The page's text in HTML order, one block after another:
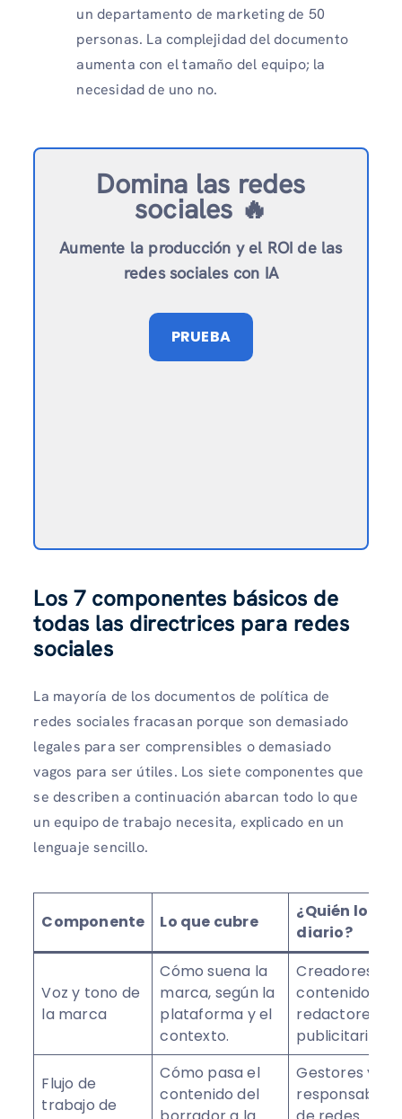
un departamento de marketing de 50
personas. La complejidad del documento
aumenta con el tamaño del equipo; la
necesidad de uno no.
Domina las redes
sociales 🔥
Aumente la producción y el ROI de las
redes sociales con IA
PRUEBA
Los 7 componentes básicos de
todas las directrices para redes
sociales
La mayoría de los documentos de política de
redes sociales fracasan porque son demasiado
legales para ser comprensibles o demasiado
vagos para ser útiles. Los siete componentes que
se describen a continuación abarcan todo lo que
un equipo de trabajo necesita, explicado en un
lenguaje sencillo.
Componente Lo que cubre
¿Quién lo
diario?
Voz y tono de
la marca
Cómo suena la
marca, según la
plataforma y el
contexto.
Creadores de
contenido,
redactores
publicitarios
Flujo de
trabajo de
Cómo pasa el
contenido del
Gestores y
responsables